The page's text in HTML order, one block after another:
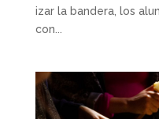
izar la bandera, los
con...